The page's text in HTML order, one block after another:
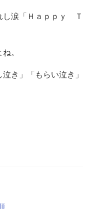
し涙「Ｈａｐｐｙ Ｔ
。
き」「もらい泣き」